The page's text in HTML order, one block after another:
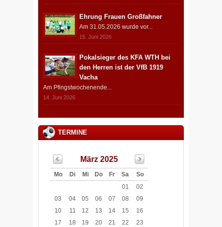
Ehrung Frauen Großfahner
Am 31.05.2026 wurde vor...
15. Juni 2026
Pokalsieger des KFA WTH bei
den Herren ist der VfB 1919
Vacha
Am Pfingstwochenende...
14. Juni 2026
TERMINE
März 2025
Mo Di Mi Do Fr Sa
So
01
02
03
04 05 06 07 08
09
10
11 12 13 14 15
16
17
18 19 20 21 22
23